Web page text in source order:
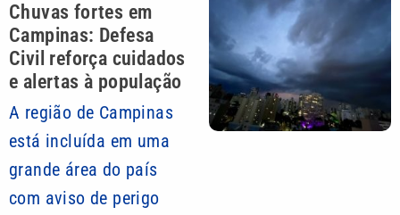
Chuvas fortes em
Campinas: Defesa
Civil reforça cuidados
e alertas à população
A região de Campinas
está incluída em uma
grande área do país
com aviso de perigo